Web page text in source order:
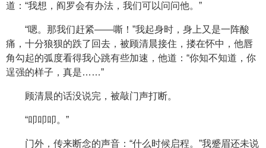
道：“我想，阎罗会有办法，我们可以问问他。”
“嗯。那我们赶紧——嘶！”我起身时，身上又是一阵酸
痛，十分狼狈的跌了回去，被顾清晨接住，搂在怀中，他唇
角勾起的弧度看得我心跳有些加速，他道：“你知不知道，你
逞强的样子，真是……”
顾清晨的话没说完，被敲门声打断。
“叩叩叩。”
门外，传来断念的声音：“什么时候启程。”我蹙眉还未说